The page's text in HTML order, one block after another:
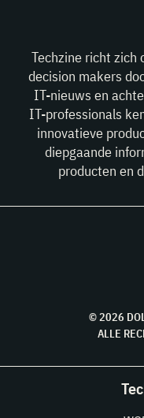
Techzine richt zich
decision makers
IT-nieuws en
IT-professionals
innovatieve
diepgaande
producten en
© 2026
ALLE